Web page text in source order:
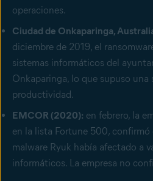
operaciones.
Ciudad de Onkaparinga,
diciembre de 2019, el
sistemas informáticos del
Onkaparinga, lo que supuso una
productividad.
EMCOR (2020): en febrero, la
en la lista Fortune 500, confirmó
malware Ryuk había afectado a
informáticos. La empresa no